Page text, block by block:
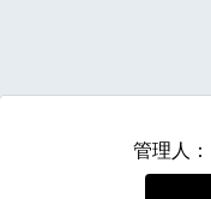
管理人